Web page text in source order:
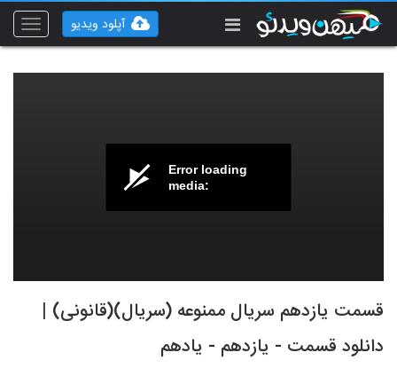
Toggle
آپلود ویدیو
Error loading
media:
قسمت یازدهم سریال ممنوعه (سریال)(قانونی) |
دانلود قسمت - یازدهم - یادهم